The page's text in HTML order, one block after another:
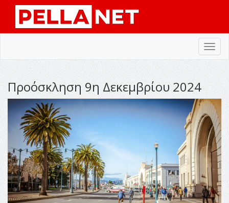
Προόσκληση 9η Δεκεμβρίου 2024